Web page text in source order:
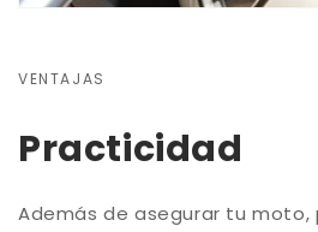
VENTAJAS
Practicidad
Además de asegurar tu moto,